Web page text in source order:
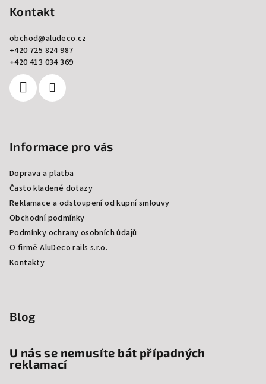
Kontakt
obchod@aludeco.cz
+420 725 824 987
+420 413 034 369
Informace pro vás
Doprava a platba
Často kladené dotazy
Reklamace a odstoupení od kupní smlouvy
Obchodní podmínky
Podmínky ochrany osobních údajů
O firmě AluDeco rails s.r.o.
Kontakty
Blog
U nás se nemusíte bát případných
reklamací